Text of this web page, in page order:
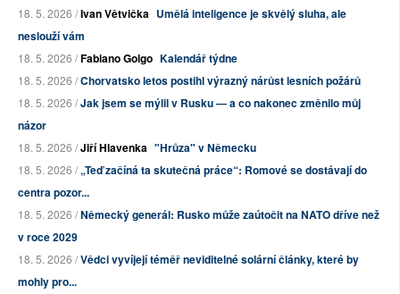
18. 5. 2026 /Ivan Větvička Umělá inteligence je skvělý sluha, ale
neslouží vám
18. 5. 2026 /Fabiano Golgo Kalendář týdne
18. 5. 2026 /Chorvatsko letos postihl výrazný nárůst lesních požárů
18. 5. 2026 /Jak jsem se mýlil v Rusku — a co nakonec změnilo můj
názor
18. 5. 2026 /Jiří Hlavenka "Hrůza" v Německu
18. 5. 2026 /„Teď začíná ta skutečná práce“: Romové se dostávají do
centra pozor...
18. 5. 2026 /Německý generál: Rusko může zaútočit na NATO dříve než
v roce 2029
18. 5. 2026 /Vědci vyvíjejí téměř neviditelné solární články, které by
mohly pro...